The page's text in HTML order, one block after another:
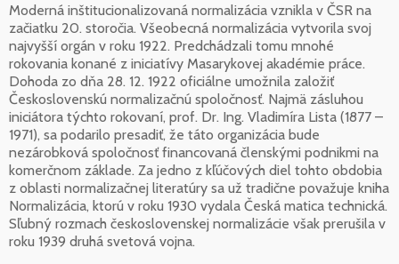
Moderná inštitucionalizovaná normalizácia vznikla v ČSR na
začiatku 20. storočia. Všeobecná normalizácia vytvorila svoj
najvyšší orgán v roku 1922. Predchádzali tomu mnohé
rokovania konané z iniciatívy Masarykovej akadémie práce.
Dohoda zo dňa 28. 12. 1922 oficiálne umožnila založiť
Československú normalizačnú spoločnosť. Najmä zásluhou
iniciátora týchto rokovaní, prof. Dr. Ing. Vladimíra Lista (1877 –
1971), sa podarilo presadiť, že táto organizácia bude
nezárobková spoločnosť financovaná členskými podnikmi na
komerčnom základe. Za jedno z kľúčových diel tohto obdobia
z oblasti normalizačnej literatúry sa už tradične považuje kniha
Normalizácia, ktorú v roku 1930 vydala Česká matica technická.
Sľubný rozmach československej normalizácie však prerušila v
roku 1939 druhá svetová vojna.